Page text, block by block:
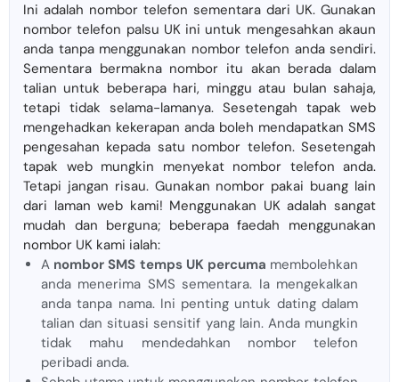
Ini adalah nombor telefon sementara dari UK. Gunakan
nombor telefon palsu UK ini untuk mengesahkan akaun
anda tanpa menggunakan nombor telefon anda sendiri.
Sementara bermakna nombor itu akan berada dalam
talian untuk beberapa hari, minggu atau bulan sahaja,
tetapi tidak selama-lamanya. Sesetengah tapak web
mengehadkan kekerapan anda boleh mendapatkan SMS
pengesahan kepada satu nombor telefon. Sesetengah
tapak web mungkin menyekat nombor telefon anda.
Tetapi jangan risau. Gunakan nombor pakai buang lain
dari laman web kami! Menggunakan UK adalah sangat
mudah dan berguna; beberapa faedah menggunakan
nombor UK kami ialah:
A nombor SMS temps UK percuma membolehkan
anda menerima SMS sementara. Ia mengekalkan
anda tanpa nama. Ini penting untuk dating dalam
talian dan situasi sensitif yang lain. Anda mungkin
tidak mahu mendedahkan nombor telefon
peribadi anda.